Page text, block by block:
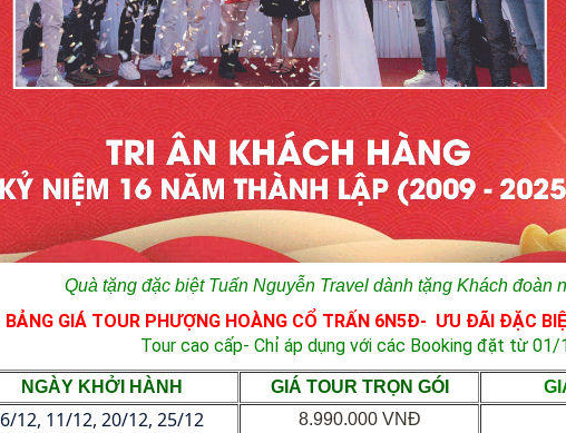
Quà tặng đặc biệt Tuấn Nguyễn Travel dành tặng Khách đoàn
BẢNG GIÁ TOUR PHƯỢNG HOÀNG CỔ TRẤN 6N5Đ- ƯU ĐÃI ĐẶC
Tour cao cấp- Chỉ áp dụng với các Booking đặt từ
NGÀY KHỞI HÀNH GIÁ TOUR TRỌN GÓI
6/12, 11/12, 20/12, 25/12 8.990.000 VNĐ